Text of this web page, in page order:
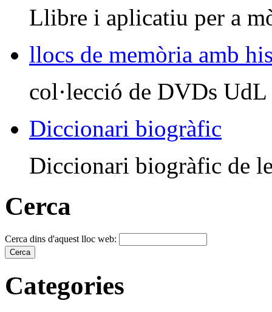
Llibre i aplicatiu per a
llocs de memòria amb
col·lecció de DVDs UdL
Diccionari biogràfic
Diccionari biogràfic de
Cerca
Cerca dins d'aquest lloc web:
Categories